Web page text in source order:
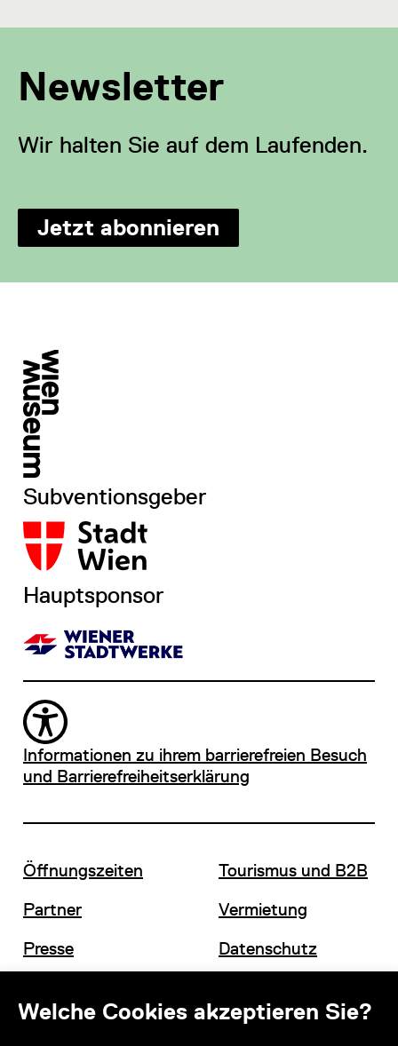
Welche Cookies akzeptieren Sie?
Newsletter
Wir halten Sie auf dem Laufenden.
Jetzt abonnieren
Subventionsgeber
Hauptsponsor
Informationen zu ihrem barrierefreien Besuch
und Barrierefreiheitserklärung
Öffnungszeiten
Partner
Presse
Tourismus und B2B
Vermietung
Datenschutz